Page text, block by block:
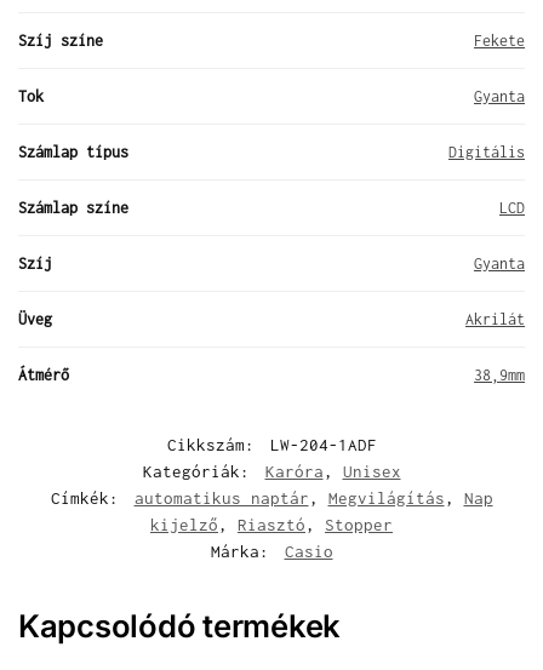
Szíj színe Fekete
Tok Gyanta
Számlap típus Digitális
Számlap színe LCD
Szíj Gyanta
Üveg Akrilát
Átmérő 38,9mm
Cikkszám:
LW-204-1ADF
Kategóriák:
Karóra, Unisex
Címkék:
automatikus naptár, Megvilágítás, Nap
kijelző, Riasztó, Stopper
Márka:
Casio
Kapcsolódó termékek